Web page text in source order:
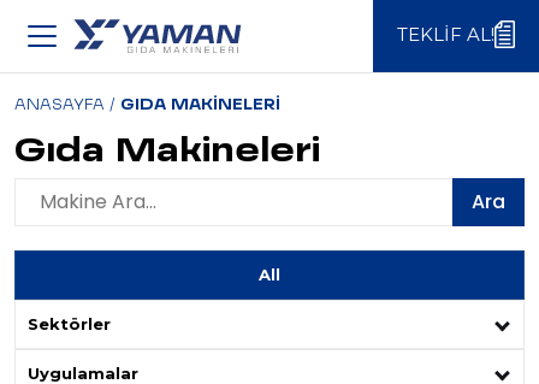
TEKLIF AL!
TEKLIF AL!
ANASAYFA / GIDA MAKINELERI
Gıda Makineleri
Ara
All
Sektörler
Uygulamalar